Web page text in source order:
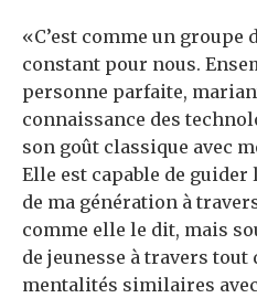
«C’est comme un
constant pour nous.
personne parfaite,
connaissance des
son goût classique avec
Elle est capable de guider
de ma génération à
comme elle le dit, mais
de jeunesse à travers tout
mentalités similaires